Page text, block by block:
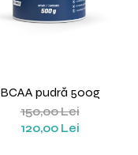
BCAA pudră 500g
150,00 Lei
120,00 Lei